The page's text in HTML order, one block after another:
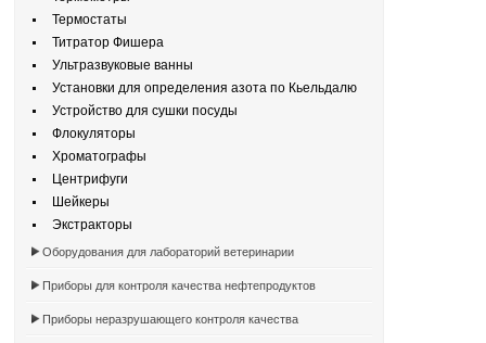
Термостаты
Титратор Фишера
Ультразвуковые ванны
Установки для определения азота по Кьельдалю
Устройство для сушки посуды
Флокуляторы
Хроматографы
Центрифуги
Шейкеры
Экстракторы
Оборудования для лабораторий ветеринарии
Приборы для контроля качества нефтепродуктов
Приборы неразрушающего контроля качества